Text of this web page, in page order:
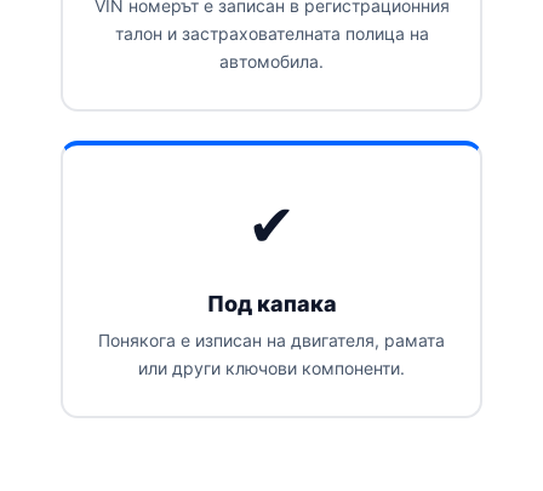
VIN номерът е записан в регистрационния
талон и застрахователната полица на
автомобила.
✔
Под капака
Понякога е изписан на двигателя, рамата
или други ключови компоненти.